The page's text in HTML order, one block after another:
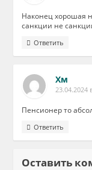
Наконец хорошая
санкции не
Ответить
Хм
23.04.2024
Пенсионер то
Ответить
Оставить